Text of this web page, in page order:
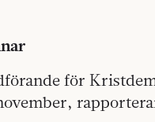
för